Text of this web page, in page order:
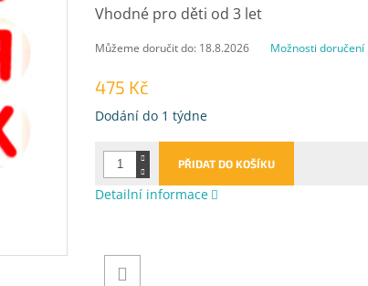
475 Kč
Měrná
Dodání do 1 týdne
Můžeme doručit do: 18.8.2026 Možnosti doručení
PŘIDAT DO KOŠÍKU
Vhodné pro děti od 3 let
Detailní informace